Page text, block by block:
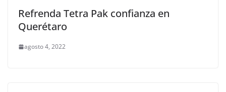
Refrenda Tetra Pak confianza en
Querétaro
agosto 4, 2022